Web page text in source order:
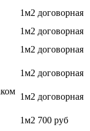
1м2 договорная
1м2 договорная
1м2 договорная
1м2 договорная
1м2 договорная
1м2 700 руб